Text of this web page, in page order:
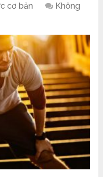
cơ bản
Không